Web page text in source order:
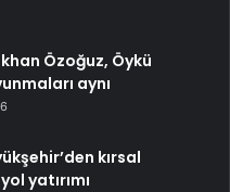
Özoğuz, Öykü
aynı
kırsal
yatırımı